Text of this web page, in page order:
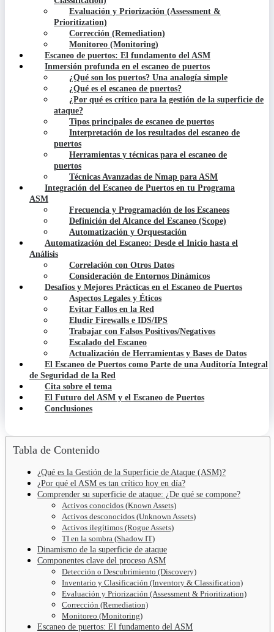
Evaluación y Priorización (Assessment &
Prioritization)
Corrección (Remediation)
Monitoreo (Monitoring)
Escaneo de puertos: El fundamento del ASM
Inmersión profunda en el escaneo de puertos
¿Qué son los puertos? Una analogía simple
¿Qué es el escaneo de puertos?
¿Por qué es crítico para la gestión de la superficie de
ataque?
Tipos principales de escaneo de puertos
Interpretación de los resultados del escaneo de
puertos
Herramientas y técnicas para el escaneo de
puertos
Técnicas Avanzadas de Nmap para ASM
Integración del Escaneo de Puertos en tu Programa
ASM
Frecuencia y Programación de los Escaneos
Definición del Alcance del Escaneo (Scope)
Automatización y Orquestación
Automatización del Escaneo: Desde el Inicio hasta el
Análisis
Correlación con Otros Datos
Consideración de Entornos Dinámicos
Desafíos y Mejores Prácticas en el Escaneo de Puertos
Aspectos Legales y Éticos
Evitar Fallos en la Red
Eludir Firewalls e IDS/IPS
Trabajar con Falsos Positivos/Negativos
Escalado del Escaneo
Actualización de Herramientas y Bases de Datos
El Escaneo de Puertos como Parte de una Auditoría Integral
de Seguridad de la Red
Cita sobre el tema
El Futuro del ASM y el Escaneo de Puertos
Conclusiones
Tabla de Contenido
¿Qué es la Gestión de la Superficie de Ataque (ASM)?
¿Por qué el ASM es tan crítico hoy en día?
Comprender su superficie de ataque: ¿De qué se compone?
Activos conocidos (Known Assets)
Activos desconocidos (Unknown Assets)
Activos ilegítimos (Rogue Assets)
TI en la sombra (Shadow IT)
Dinamismo de la superficie de ataque
Componentes clave del proceso ASM
Detección o Descubrimiento (Discovery)
Inventario y Clasificación (Inventory & Classification)
Evaluación y Priorización (Assessment & Prioritization)
Corrección (Remediation)
Monitoreo (Monitoring)
Escaneo de puertos: El fundamento del ASM